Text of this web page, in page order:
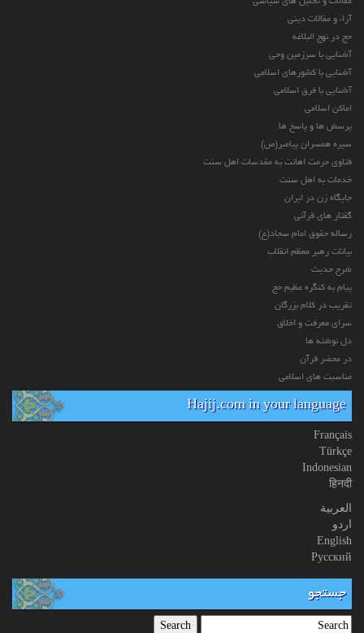
آراء و مقالات دینی
حج در نهج البلاغه
آشنایی با سرزمین وحی
آشنایی با کشورهای اسلامی
آشنایی با فرق اسلامی
اماکن اسلامی
پرسش ها و پاسخ ها
سیره همسران پیامبر(ص)
فتاوی حرمت اهانت به مقدسات اهل سنت
خدمات به اهل سنت
جایگاه زن در ایران
گفتار های قرآنی
رساله حقوق امام سجاد(ع)
بیانات رهبر معظم انقلاب
شرح حدیث
پیام به کنگره عظیم حج
تقریب در کلام بزرگان
سرای معرفت و اخلاق
دل نوشته ها
در محضر قرآن
مناسبت های اسلامی
Hajij.com in your language
Français
Türkçe
Indonesian
हिनदी
العربیة
اردو
English
Русский
جستجو